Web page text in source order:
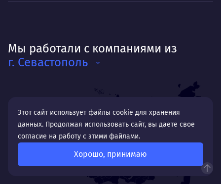
Мы работали с компаниями из
г. Севастополь
Этот сайт использует файлы cookie для хранения
данных. Продолжая использовать сайт, вы даете свое
согласие на работу с этими файлами.
Хорошо, принимаю